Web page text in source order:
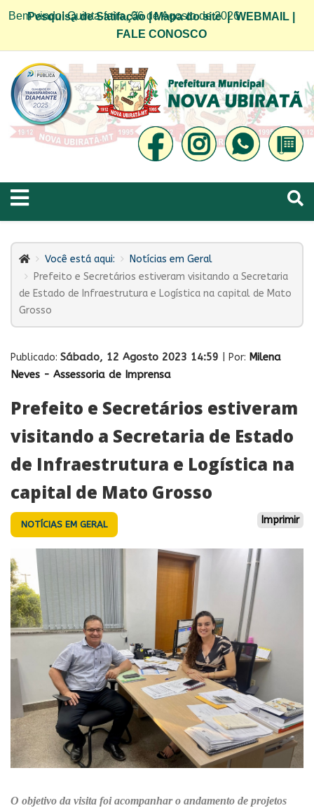
Bem vindo! Quinta-feira, 06 de Agosto de 2026
Pesquisa de Satifação|Mapa do site|WEBMAIL
FALE CONOSCO
Você está aqui:
Notícias em Geral
Prefeito e Secretários estiveram visitando a Secretaria
de Estado de Infraestrutura e Logística na capital de Mato
Grosso
Publicado: Sábado, 12 Agosto 2023 14:59 | Por: Milena
Neves - Assessoria de Imprensa
Prefeito e Secretários estiveram
visitando a Secretaria de Estado
de Infraestrutura e Logística na
capital de Mato Grosso
NOTÍCIAS EM GERAL Imprimir
O objetivo da visita foi acompanhar o andamento de projetos